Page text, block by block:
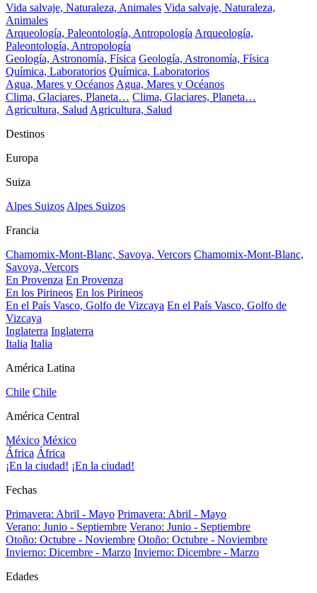
Vida salvaje, Naturaleza, Animales Vida salvaje, Naturaleza,
Animales
Arqueología, Paleontología, Antropología Arqueología,
Paleontología, Antropología
Geología, Astronomía, Física Geología, Astronomía, Física
Química, Laboratorios Química, Laboratorios
Agua, Mares y Océanos Agua, Mares y Océanos
Clima, Glaciares, Planeta… Clima, Glaciares, Planeta…
Agricultura, Salud Agricultura, Salud
Destinos
Europa
Suiza
Alpes Suizos Alpes Suizos
Francia
Chamomix-Mont-Blanc, Savoya, Vercors Chamomix-Mont-Blanc,
Savoya, Vercors
En Provenza En Provenza
En los Pirineos En los Pirineos
En el País Vasco, Golfo de Vizcaya En el País Vasco, Golfo de
Vizcaya
Inglaterra Inglaterra
Italia Italia
América Latina
Chile Chile
América Central
México México
África África
¡En la ciudad! ¡En la ciudad!
Fechas
Primavera: Abril - Mayo Primavera: Abril - Mayo
Verano: Junio - Septiembre Verano: Junio - Septiembre
Otoño: Octubre - Noviembre Otoño: Octubre - Noviembre
Invierno: Dicembre - Marzo Invierno: Dicembre - Marzo
Edades